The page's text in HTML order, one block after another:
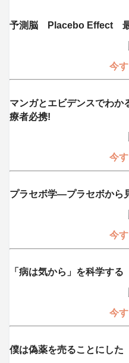
予測脳 Placebo Effect 最
今
マンガとエビデンスでわか
療者必携!
今
プラセボ学―プラセボから
今
「病は気から」を科学する
今
僕は偽薬を売ることにした